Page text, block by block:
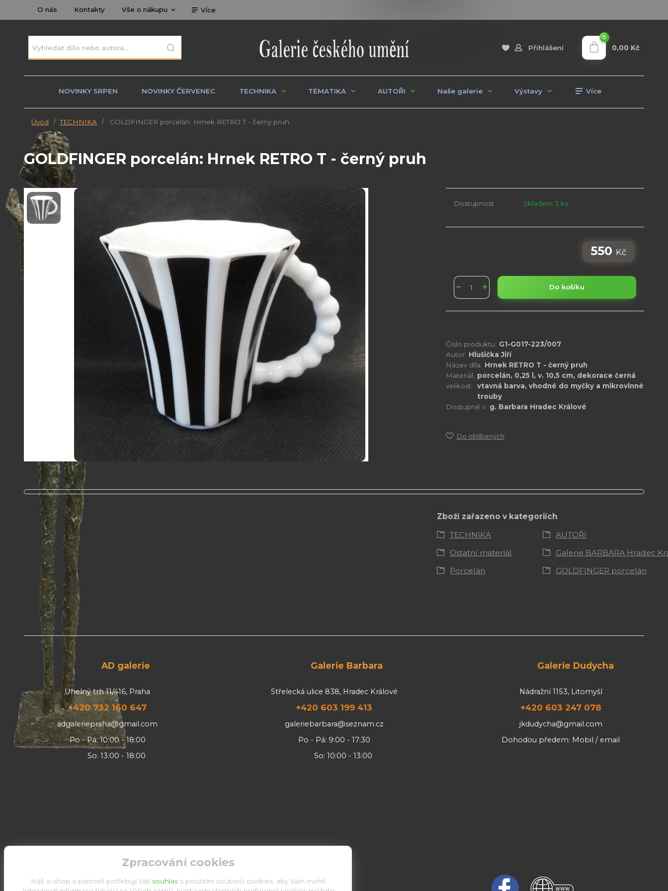
O nás Kontakty Vše o nákupu Více
Přihlášení
0
0,00 Kč
NOVINKY SRPEN NOVINKY ČERVENEC TECHNIKA TÉMATIKA AUTOŘI Naše galerie Výstavy Více
Úvod TECHNIKA GOLDFINGER porcelán: Hrnek RETRO T - černý pruh
GOLDFINGER porcelán: Hrnek RETRO T - černý pruh
Dostupnost Skladem 3 ks
550 Kč
Do košíku
Číslo produktu: G1-G017-223/007
Autor: Hlušička Jiří
Název díla: Hrnek RETRO T - černý pruh
Materiál,
velikost:
porcelán, 0,25 l, v. 10,5 cm, dekorace černá
vtavná barva, vhodné do myčky a mikrovlnné
trouby
Dostupné v: g. Barbara Hradec Králové
Do oblíbených
Zboží zařazeno v kategoriích
TECHNIKA
AUTOŘI
Ostatní materiál
Galerie BARBARA Hradec
Porcelán
GOLDFINGER porcelán
AD galerie
Uhelný trh 11/416, Praha
+420 732 160 647
adgaleriepraha@gmail.com
Po - Pá: 10:00 - 18:00
So: 13:00 - 18:00
Galerie Barbara
Střelecká ulice 838, Hradec Králové
+420 603 199 413
galeriebarbara@seznam.cz
Po - Pá: 9:00 - 17:30
So: 10:00 - 13:00
Galerie Dudycha
Nádražní 1153, Litomyšl
+420 603 247 078
jkdudycha@gmail.com
Dohodou předem: Mobil / email
Zpracování cookies
Náš e-shop a partneři potřebují Váš souhlas s použitím souborů cookies, aby Vám mohli